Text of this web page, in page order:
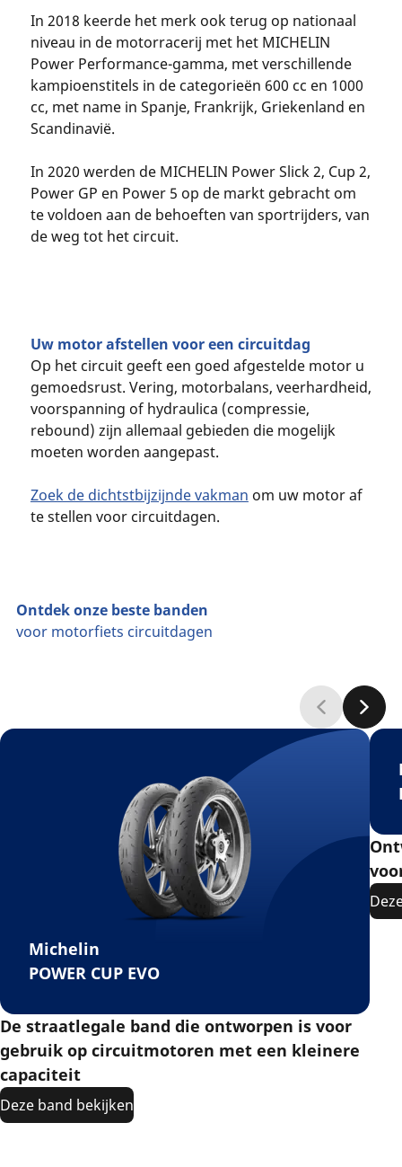
In 2018 keerde het merk ook terug op nationaal
niveau in de motorracerij met het MICHELIN
Power Performance-gamma, met verschillende
kampioenstitels in de categorieën 600 cc en 1000
cc, met name in Spanje, Frankrijk, Griekenland en
Scandinavië.
In 2020 werden de MICHELIN Power Slick 2, Cup 2,
Power GP en Power 5 op de markt gebracht om
te voldoen aan de behoeften van sportrijders, van
de weg tot het circuit.
Uw motor afstellen voor een circuitdag
Op het circuit geeft een goed afgestelde motor u
gemoedsrust. Vering, motorbalans, veerhardheid,
voorspanning of hydraulica (compressie,
rebound) zijn allemaal gebieden die mogelijk
moeten worden aangepast.
Zoek de dichtstbijzijnde vakman om uw motor af
te stellen voor circuitdagen.
Ontdek onze beste banden
voor motorfiets circuitdagen
Michelin
POWER CUP EVO
De straatlegale band die ontworpen is voor
gebruik op circuitmotoren met een kleinere
capaciteit
Deze band bekijken